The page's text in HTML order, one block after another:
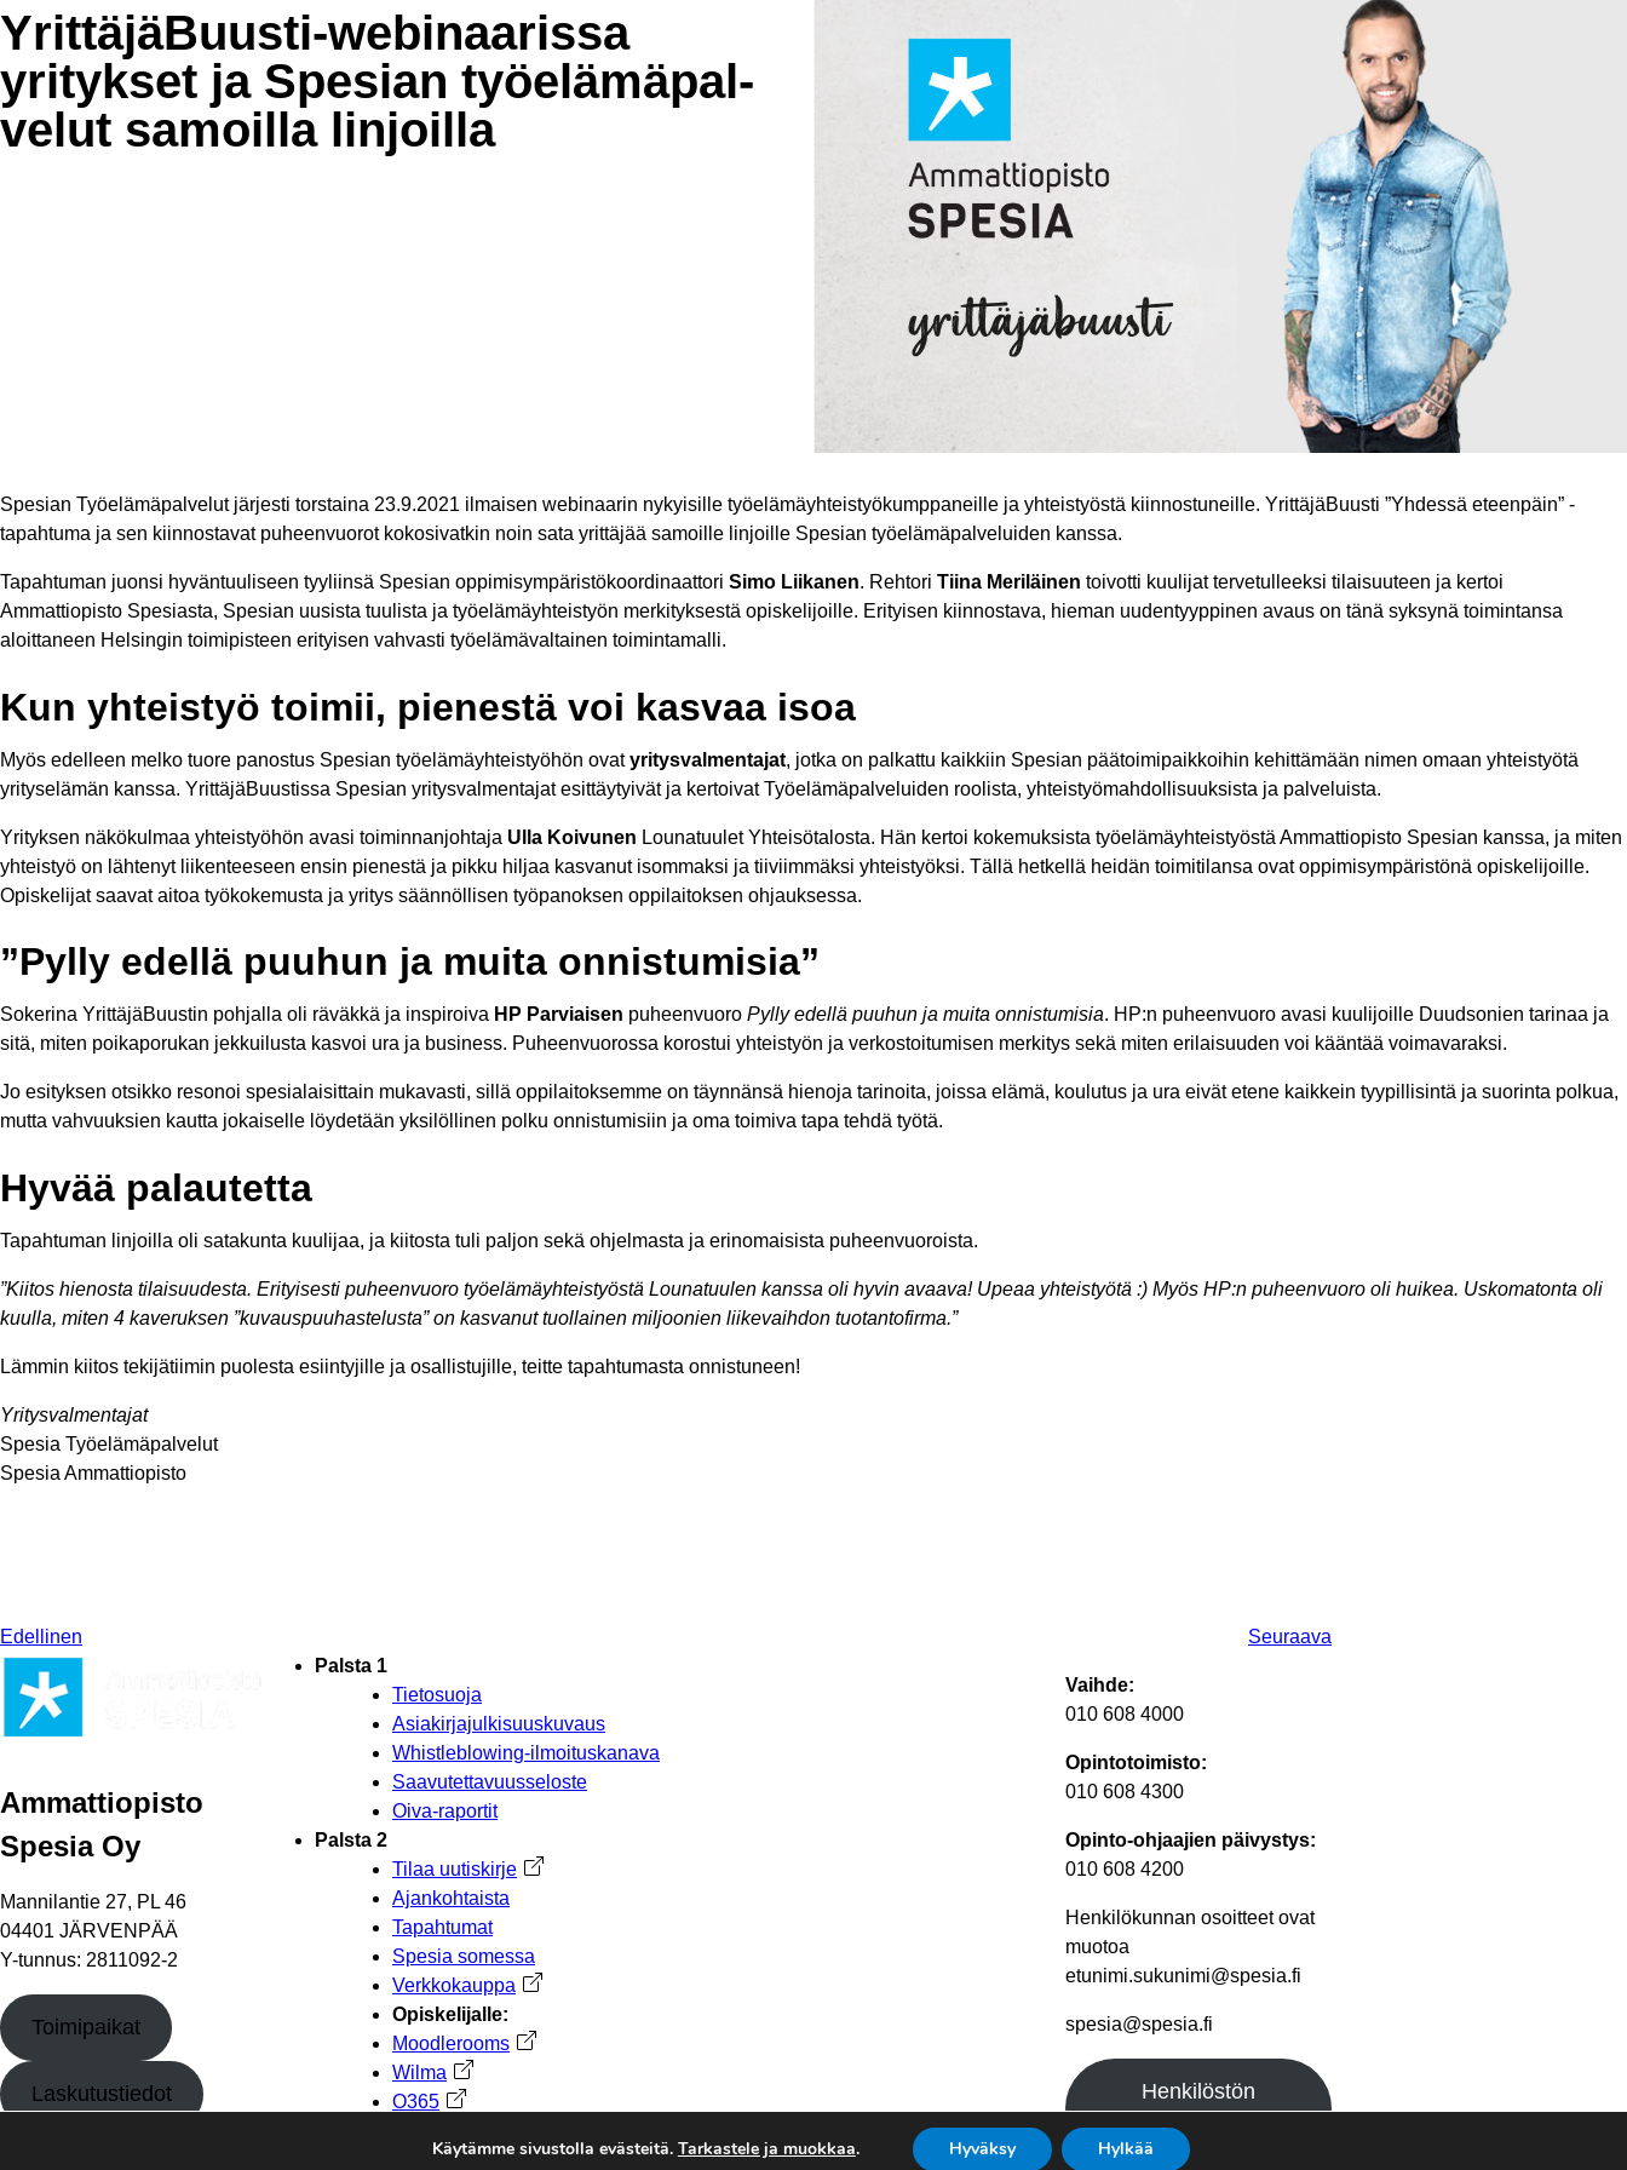
YrittäjäBuusti-webinaarissa
yritykset ja Spesian työelä­mä­pal­
velut samoilla linjoilla
Spesian Työelämäpalvelut järjesti torstaina 23.9.2021 ilmaisen webinaarin nykyisille työelämäyhteistyökumppaneille ja yhteistyöstä kiinnostuneille. YrittäjäBuusti ”Yhdessä eteenpäin” -
tapahtuma ja sen kiinnostavat puheenvuorot kokosivatkin noin sata yrittäjää samoille linjoille Spesian työelämäpalveluiden kanssa.
Tapahtuman juonsi hyväntuuliseen tyyliinsä Spesian oppimisympäristökoordinaattori Simo Liikanen. Rehtori Tiina Meriläinen toivotti kuulijat tervetulleeksi tilaisuuteen ja kertoi
Ammattiopisto Spesiasta, Spesian uusista tuulista ja työelämäyhteistyön merkityksestä opiskelijoille. Erityisen kiinnostava, hieman uudentyyppinen avaus on tänä syksynä toimintansa
aloittaneen Helsingin toimipisteen erityisen vahvasti työelämävaltainen toimintamalli.
Kun yhteistyö toimii, pienestä voi kasvaa isoa
Myös edelleen melko tuore panostus Spesian työelämäyhteistyöhön ovatyritysvalmentajat, jotka on palkattu kaikkiin Spesian päätoimipaikkoihin kehittämään nimen omaan yhteistyötä
yrityselämän kanssa. YrittäjäBuustissa Spesian yritysvalmentajat esittäytyivät ja kertoivat Työelämäpalveluiden roolista, yhteistyömahdollisuuksista ja palveluista.
Yrityksen näkökulmaa yhteistyöhön avasi toiminnanjohtaja Ulla Koivunen Lounatuulet Yhteisötalosta. Hän kertoi kokemuksista työelämäyhteistyöstä Ammattiopisto Spesian kanssa, ja miten
yhteistyö on lähtenyt liikenteeseen ensin pienestä ja pikku hiljaa kasvanut isommaksi ja tiiviimmäksi yhteistyöksi. Tällä hetkellä heidän toimitilansa ovat oppimisympäristönä opiskelijoille.
Opiskelijat saavat aitoa työkokemusta ja yritys säännöllisen työpanoksen oppilaitoksen ohjauksessa.
”Pylly edellä puuhun ja muita onnistumisia”
Sokerina YrittäjäBuustin pohjalla oli räväkkä ja inspiroiva HP Parviaisen puheenvuoro Pylly edellä puuhun ja muita onnistumisia. HP:n puheenvuoro avasi kuulijoille Duudsonien tarinaa ja
sitä, miten poikaporukan jekkuilusta kasvoi ura ja business. Puheenvuorossa korostui yhteistyön ja verkostoitumisen merkitys sekä miten erilaisuuden voi kääntää voimavaraksi.
Jo esityksen otsikko resonoi spesialaisittain mukavasti, sillä oppilaitoksemme on täynnänsä hienoja tarinoita, joissa elämä, koulutus ja ura eivät etene kaikkein tyypillisintä ja suorinta polkua,
mutta vahvuuksien kautta jokaiselle löydetään yksilöllinen polku onnistumisiin ja oma toimiva tapa tehdä työtä.
Hyvää palautetta
Tapahtuman linjoilla oli satakunta kuulijaa, ja kiitosta tuli paljon sekä ohjelmasta ja erinomaisista puheenvuoroista.
”Kiitos hienosta tilaisuudesta. Erityisesti puheenvuoro työelämäyhteistyöstä Lounatuulen kanssa oli hyvin avaava! Upeaa yhteistyötä :)​ Myös HP:n puheenvuoro oli huikea. Uskomatonta oli
kuulla, miten 4 kaveruksen ”kuvauspuuhastelusta” on kasvanut tuollainen miljoonien liikevaihdon tuotantofirma.”
Lämmin kiitos tekijätiimin puolesta esiintyjille ja osallistujille, teitte tapahtumasta onnistuneen!
Yritysvalmentajat
Spesia Työelämäpalvelut
Spesia Ammattiopisto
Edellinen Seuraava
Ammattiopisto
Spesia Oy
Mannilantie 27, PL 46
04401 JÄRVENPÄÄ
Y-tunnus: 2811092-2
Toimipaikat
Laskutustiedot
Palsta 1
Tietosuoja
Asiakirjajulkisuuskuvaus
Whistleblowing-ilmoituskanava
Saavutettavuusseloste
Oiva-raportit
Palsta 2
Tilaa uutiskirje Avautuu uuteen välilehteen
Ajankohtaista
Tapahtumat
Spesia somessa
Verkkokauppa Avautuu uuteen välilehteen
Opiskelijalle:
Moodlerooms Avautuu uuteen välilehteen
Wilma Avautuu uuteen välilehteen
O365 Avautuu uuteen välilehteen
Vaihde:
010 608 4000
Opintotoimisto:
010 608 4300
Opinto-ohjaajien päivystys:
010 608 4200
Henkilökunnan osoitteet ovat
muotoa
etunimi.sukunimi@spesia.fi
spesia@spesia.fi
Henkilöstön
yhteystiedot
Käytämme sivustolla evästeitä. Tarkastele ja muokkaa. Hyväksy Hylkää